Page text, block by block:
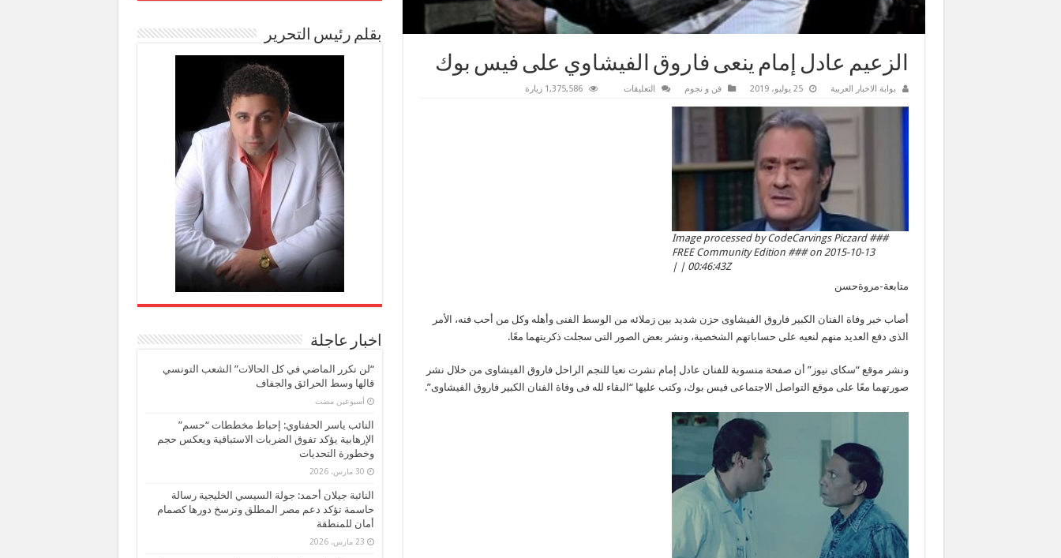
الزعيم عادل إمام ينعى فاروق الفيشاوي على فيس بوك
بوابة الاخبار العربية 25 يوليو، 2019 فن و نجوم التعليقات 1,375,586 زيارة
Image processed by CodeCarvings Piczard ###
FREE Community Edition ### on 2015-10-13
00:46:43Z | |
متابعة-مروةحسن
أصاب خبر وفاة الفنان الكبير فاروق الفيشاوى حزن شديد بين زملائه من الوسط الفنى وأهله وكل من أحب فنه، الأمر
الذى دفع العديد منهم لنعيه على حساباتهم الشخصية، ونشر بعض الصور التى سجلت ذكريتهما معًا.
ونشر موقع “سكاى نيوز” أن صفحة منسوبة للفنان عادل إمام نشرت نعيا للنجم الراحل فاروق الفيشاوى من خلال نشر
صورتهما معًا على موقع التواصل الاجتماعى فيس بوك، وكتب عليها “البقاء لله فى وفاة الفنان الكبير فاروق الفيشاوى”.
بقلم رئيس التحرير
اخبار عاجلة
“لن نكرر الماضي في كل الحالات” الشعب التونسي
قالها وسط الحرائق والجفاف
‏أسبوعين مضت
النائب ياسر الحفناوي: إحباط مخططات “حسم”
الإرهابية يؤكد تفوق الضربات الاستباقية ويعكس حجم
وخطورة التحديات
30 مارس، 2026
النائبة جيلان أحمد: جولة السيسي الخليجية رسالة
حاسمة تؤكد دعم مصر المطلق وترسخ دورها كصمام
أمان للمنطقة
23 مارس، 2026